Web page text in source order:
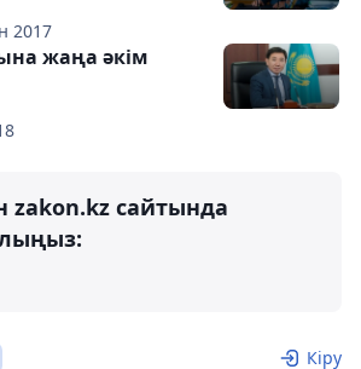
2017
жаңа әкім
сайтында
Кіру